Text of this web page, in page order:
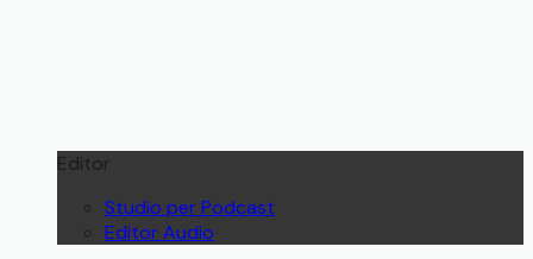
Editor
Studio per Podcast
Editor Audio